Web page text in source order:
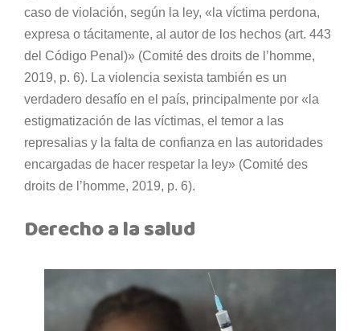
caso de violación, según la ley, «la víctima perdona,
expresa o tácitamente, al autor de los hechos (art. 443
del Código Penal)» (Comité des droits de l’homme,
2019, p. 6). La violencia sexista también es un
verdadero desafío en el país, principalmente por «la
estigmatización de las víctimas, el temor a las
represalias y la falta de confianza en las autoridades
encargadas de hacer respetar la ley» (Comité des
droits de l’homme, 2019, p. 6).
Derecho a la salud